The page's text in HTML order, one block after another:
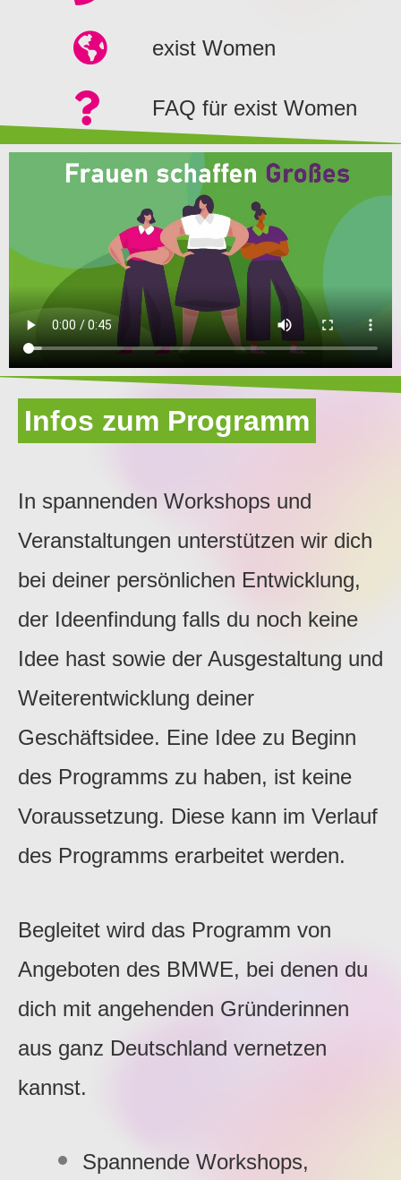
exist Women
FAQ für exist Women
Infos zum Programm
In spannenden Workshops und
Veranstaltungen unterstützen wir dich
bei deiner persönlichen Entwicklung,
der Ideenfindung falls du noch keine
Idee hast sowie der Ausgestaltung und
Weiterentwicklung deiner
Geschäftsidee. Eine Idee zu Beginn
des Programms zu haben, ist keine
Voraussetzung. Diese kann im Verlauf
des Programms erarbeitet werden.
Begleitet wird das Programm von
Angeboten des BMWE, bei denen du
dich mit angehenden Gründerinnen
aus ganz Deutschland vernetzen
kannst.
Spannende Workshops,